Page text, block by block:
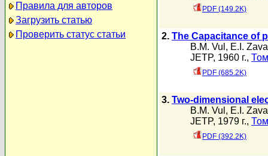
Правила для авторов
Загрузить статью
Проверить статус статьи
PDF (149.2K)
2. The Capacitance of
B.M. Vul , E.I.
JETP, 1960 г.,
PDF (685.2K)
3. Two-dimensional
B.M. Vul , E.I.
JETP, 1979 г.,
PDF (392.2K)